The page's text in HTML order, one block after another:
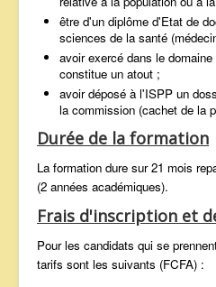
être d'un diplôme d'Etat de
sciences de la santé
avoir exercé dans le
constitue un atout ;
avoir déposé à l'ISPP un
la commission (cachet de la
Durée de la formation
La formation dure sur 21 mois
(2 années académiques).
Frais d'inscription et
Pour les candidats qui se
tarifs sont les suivants (FCFA) :